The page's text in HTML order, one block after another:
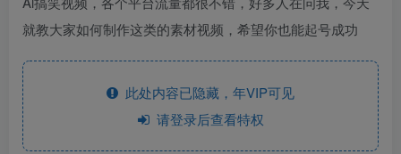
就教大家如何制作这类的素材视频，希望你也能起号成功
此处内容已隐藏，年VIP可见
请登录后查看特权